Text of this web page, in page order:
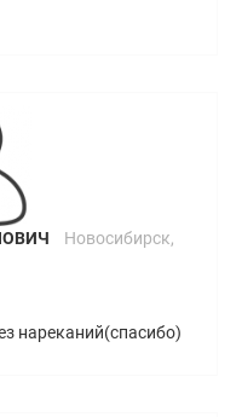
Новосибирск,
нареканий(спасибо)